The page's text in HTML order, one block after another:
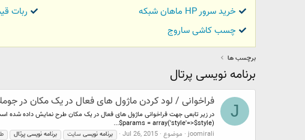
خرید سرور HP ماهان شبکه
ربات
چسب کاشی ساروج
برچسب ها
برنامه نویسی پرتال
J
فراخوانی / لود کردن ماژول های فعال در یک مکان در
$params = array('style'=>$style)...
joomirali موضوع Jul 26, 2015 برنامه نویسی سایت برنامه نویسی پرتال